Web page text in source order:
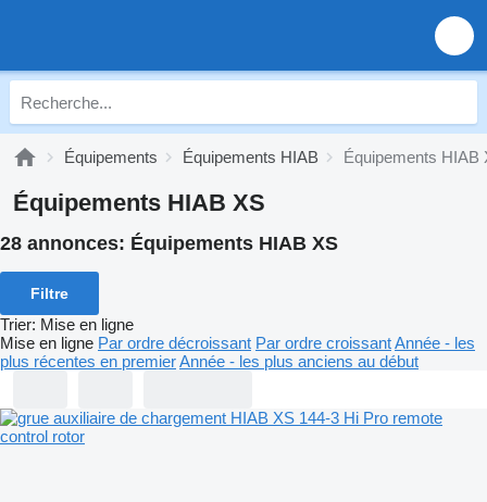
Équipements Équipements HIAB Équipements HIAB
Équipements HIAB XS
28 annonces: Équipements HIAB XS
Filtre
Trier: Mise en ligne
Mise en ligne Par ordre décroissant Par ordre croissantAnnée - les
plus récentes en premierAnnée - les plus anciens au début